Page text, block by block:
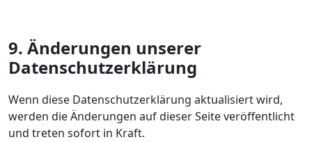
9. Änderungen unserer
Datenschutzerklärung
Wenn diese Datenschutzerklärung aktualisiert wird,
werden die Änderungen auf dieser Seite veröffentlicht
und treten sofort in Kraft.